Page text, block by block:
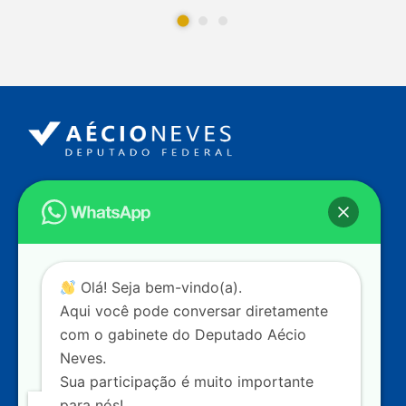
Endereço
Câmara dos Deputados
Ed. Principal, Ala C – Gabinete
Contato
dep.aecioneves@camara.leg.br
+55 (61) 3215-5964
+55 (31) 3261-0121
+55 (31) 97150-0834
Olá! Seja bem-vindo(a).
Aqui você pode conversar diretamente
com o gabinete do Deputado Aécio
Neves.
Sua participação é muito importante